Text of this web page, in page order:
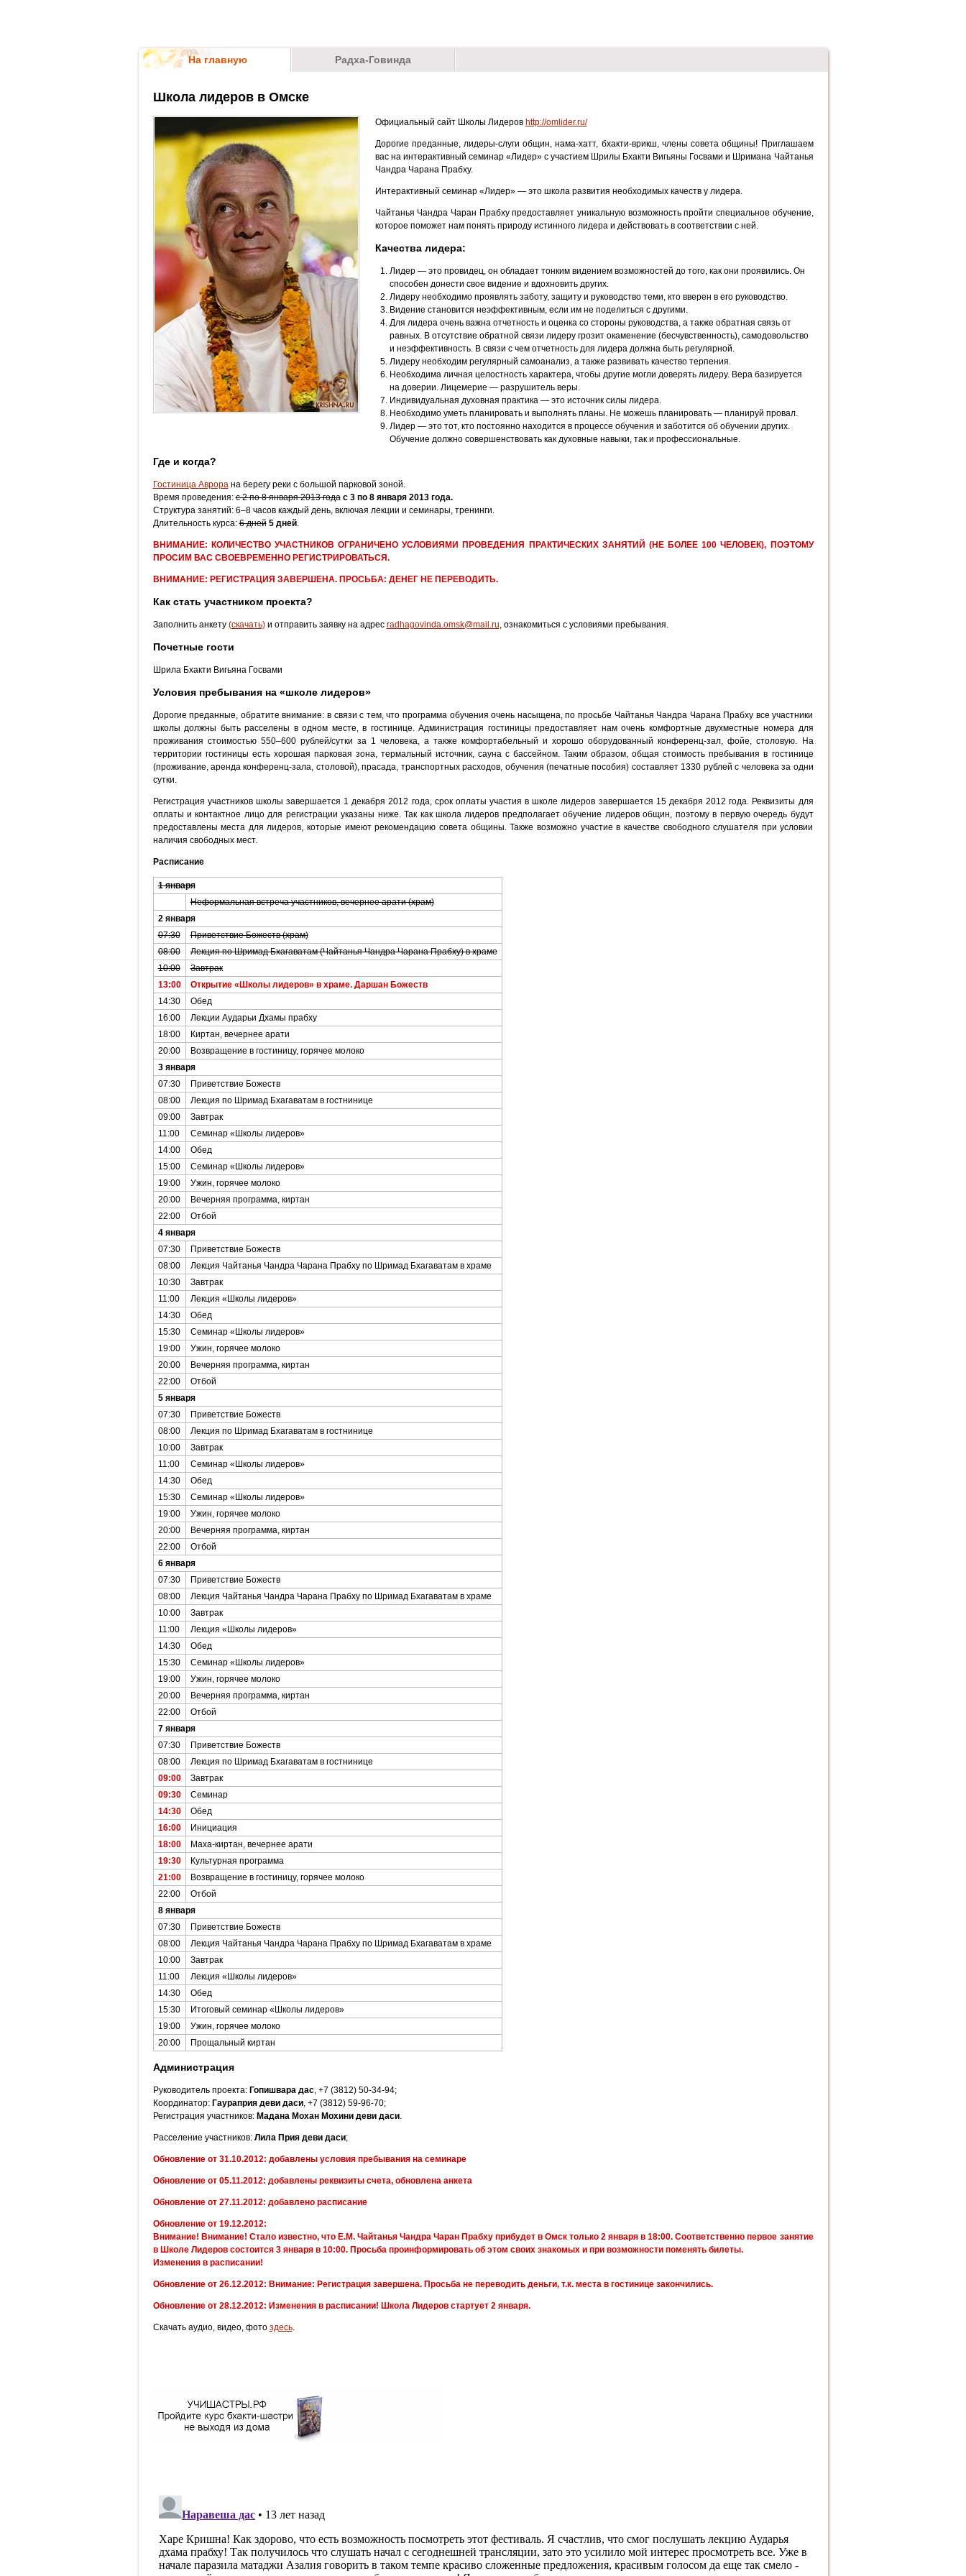
На главную Радха-Говинда
Школа лидеров в Омске
Официальный сайт Школы Лидеров http://omlider.ru/
Дорогие преданные, лидеры-слуги общин, нама-хатт, бхакти-врикш, члены совета общины! Приглашаем
вас на интерактивный семинар «Лидер» с участием Шрилы Бхакти Вигьяны Госвами и Шримана Чайтанья
Чандра Чарана Прабху.
Интерактивный семинар «Лидер» — это школа развития необходимых качеств у лидера.
Чайтанья Чандра Чаран Прабху предоставляет уникальную возможность пройти специальное обучение,
которое поможет нам понять природу истинного лидера и действовать в соответствии с ней.
Качества лидера:
Лидер — это провидец, он обладает тонким видением возможностей до того, как они проявились. Он
способен донести свое видение и вдохновить других.
Лидеру необходимо проявлять заботу, защиту и руководство теми, кто вверен в его руководство.
Видение становится неэффективным, если им не поделиться с другими.
Для лидера очень важна отчетность и оценка со стороны руководства, а также обратная связь от
равных. В отсутствие обратной связи лидеру грозит окаменение (бесчувственность), самодовольство
и неэффективность. В связи с чем отчетность для лидера должна быть регулярной.
Лидеру необходим регулярный самоанализ, а также развивать качество терпения.
Необходима личная целостность характера, чтобы другие могли доверять лидеру. Вера базируется
на доверии. Лицемерие — разрушитель веры.
Индивидуальная духовная практика — это источник силы лидера.
Необходимо уметь планировать и выполнять планы. Не можешь планировать — планируй провал.
Лидер — это тот, кто постоянно находится в процессе обучения и заботится об обучении других.
Обучение должно совершенствовать как духовные навыки, так и профессиональные.
Где и когда?
Гостиница Аврорана берегу реки с большой парковой зоной.
Время проведения:с 2 по 8 января 2013 года с 3 по 8 января 2013 года.
Структура занятий: 6–8 часов каждый день, включая лекции и семинары, тренинги.
Длительность курса:6 дней 5 дней.
ВНИМАНИЕ: КОЛИЧЕСТВО УЧАСТНИКОВ ОГРАНИЧЕНО УСЛОВИЯМИ ПРОВЕДЕНИЯ ПРАКТИЧЕСКИХ ЗАНЯТИЙ (НЕ БОЛЕЕ 100 ЧЕЛОВЕК), ПОЭТОМУ
ПРОСИМ ВАС СВОЕВРЕМЕННО РЕГИСТРИРОВАТЬСЯ.
ВНИМАНИЕ: РЕГИСТРАЦИЯ ЗАВЕРШЕНА. ПРОСЬБА: ДЕНЕГ НЕ ПЕРЕВОДИТЬ.
Как стать участником проекта?
Заполнить анкету (скачать)и отправить заявку на адрес radhagovinda.omsk@mail.ru, ознакомиться с условиями пребывания.
Почетные гости
Шрила Бхакти Вигьяна Госвами
Условия пребывания на «школе лидеров»
Дорогие преданные, обратите внимание: в связи с тем, что программа обучения очень насыщена, по просьбе Чайтанья Чандра Чарана Прабху все участники
школы должны быть расселены в одном месте, в гостинице. Администрация гостиницы предоставляет нам очень комфортные двухместные номера для
проживания стоимостью 550–600 рублей/сутки за 1 человека, а также комфортабельный и хорошо оборудованный конференц-зал, фойе, столовую. На
территории гостиницы есть хорошая парковая зона, термальный источник, сауна с бассейном. Таким образом, общая стоимость пребывания в гостинице
(проживание, аренда конференц-зала, столовой), прасада, транспортных расходов, обучения (печатные пособия) составляет 1330 рублей с человека за одни
сутки.
Регистрация участников школы завершается 1 декабря 2012 года, срок оплаты участия в школе лидеров завершается 15 декабря 2012 года. Реквизиты для
оплаты и контактное лицо для регистрации указаны ниже. Так как школа лидеров предполагает обучение лидеров общин, поэтому в первую очередь будут
предоставлены места для лидеров, которые имеют рекомендацию совета общины. Также возможно участие в качестве свободного слушателя при условии
наличия свободных мест.
Расписание
1 января
Неформальная встреча участников, вечернее арати (храм)
2 января
07:30
Приветствие Божеств (храм)
08:00
Лекция по Шримад Бхагаватам (Чайтанья Чандра Чарана Прабху) в храме
10:00
Завтрак
13:00
Открытие «Школы лидеров» в храме. Даршан Божеств
14:30
Обед
16:00
Лекции Аударьи Дхамы прабху
18:00
Киртан, вечернее арати
20:00
Возвращение в гостиницу, горячее молоко
3 января
07:30
Приветствие Божеств
08:00
Лекция по Шримад Бхагаватам в гостнинице
09:00
Завтрак
11:00
Семинар «Школы лидеров»
14:00
Обед
15:00
Семинар «Школы лидеров»
19:00
Ужин, горячее молоко
20:00
Вечерняя программа, киртан
22:00
Отбой
4 января
07:30
Приветствие Божеств
08:00
Лекция Чайтанья Чандра Чарана Прабху по Шримад Бхагаватам в храме
10:30
Завтрак
11:00
Лекция «Школы лидеров»
14:30
Обед
15:30
Семинар «Школы лидеров»
19:00
Ужин, горячее молоко
20:00
Вечерняя программа, киртан
22:00
Отбой
5 января
07:30
Приветствие Божеств
08:00
Лекция по Шримад Бхагаватам в гостнинице
10:00
Завтрак
11:00
Семинар «Школы лидеров»
14:30
Обед
15:30
Семинар «Школы лидеров»
19:00
Ужин, горячее молоко
20:00
Вечерняя программа, киртан
22:00
Отбой
6 января
07:30
Приветствие Божеств
08:00
Лекция Чайтанья Чандра Чарана Прабху по Шримад Бхагаватам в храме
10:00
Завтрак
11:00
Лекция «Школы лидеров»
14:30
Обед
15:30
Семинар «Школы лидеров»
19:00
Ужин, горячее молоко
20:00
Вечерняя программа, киртан
22:00
Отбой
7 января
07:30
Приветствие Божеств
08:00
Лекция по Шримад Бхагаватам в гостнинице
09:00
Завтрак
09:30
Семинар
14:30
Обед
16:00
Инициация
18:00
Маха-киртан, вечернее арати
19:30
Культурная программа
21:00
Возвращение в гостиницу, горячее молоко
22:00
Отбой
8 января
07:30
Приветствие Божеств
08:00
Лекция Чайтанья Чандра Чарана Прабху по Шримад Бхагаватам в храме
10:00
Завтрак
11:00
Лекция «Школы лидеров»
14:30
Обед
15:30
Итоговый семинар «Школы лидеров»
19:00
Ужин, горячее молоко
20:00
Прощальный киртан
Администрация
Руководитель проекта: Гопишвара дас, +7 (3812) 50-34-94;
Координатор: Гаураприя деви даси, +7 (3812) 59-96-70;
Регистрация участников: Мадана Мохан Мохини деви даси.
Расселение участников: Лила Прия деви даси;
Обновление от 31.10.2012: добавлены условия пребывания на семинаре
Обновление от 05.11.2012: добавлены реквизиты счета, обновлена анкета
Обновление от 27.11.2012: добавлено расписание
Обновление от 19.12.2012:
Внимание! Внимание! Стало известно, что Е.М. Чайтанья Чандра Чаран Прабху прибудет в Омск только 2 января в 18:00. Соответственно первое занятие
в Школе Лидеров состоится 3 января в 10:00. Просьба проинформировать об этом своих знакомых и при возможности поменять билеты.
Изменения в расписании!
Обновление от 26.12.2012: Внимание: Регистрация завершена. Просьба не переводить деньги, т.к. места в гостинице закончились.
Обновление от 28.12.2012: Изменения в расписании! Школа Лидеров стартует 2 января.
Скачать аудио, видео, фото здесь.